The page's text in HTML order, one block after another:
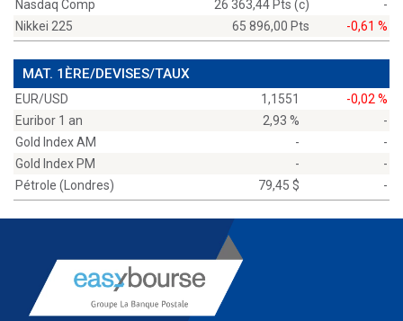
Nasdaq Comp 26 363,44 Pts (c)
-
Nikkei 225
65 896,00 Pts -0,61 %
MAT. 1ÈRE/DEVISES/TAUX
EUR/USD 1,1551
-0,02 %
Euribor 1 an
2,93 %
-
Gold Index AM
-
-
Gold Index PM
-
-
Pétrole (Londres)
79,45 $ -